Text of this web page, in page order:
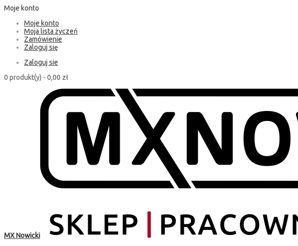
Moje konto
Moje konto
Moja lista życzeń
Zamówienie
Zaloguj się
Zaloguj sie
0 produkt(y) - 0,00 zł
MX Nowicki